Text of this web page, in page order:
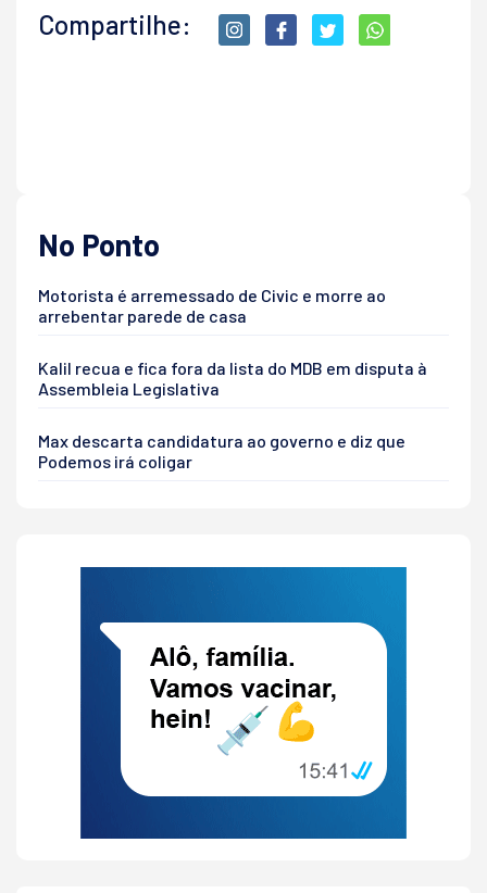
Compartilhe:
No Ponto
Motorista é arremessado de Civic e morre ao
arrebentar parede de casa
Kalil recua e fica fora da lista do MDB em disputa à
Assembleia Legislativa
Max descarta candidatura ao governo e diz que
Podemos irá coligar